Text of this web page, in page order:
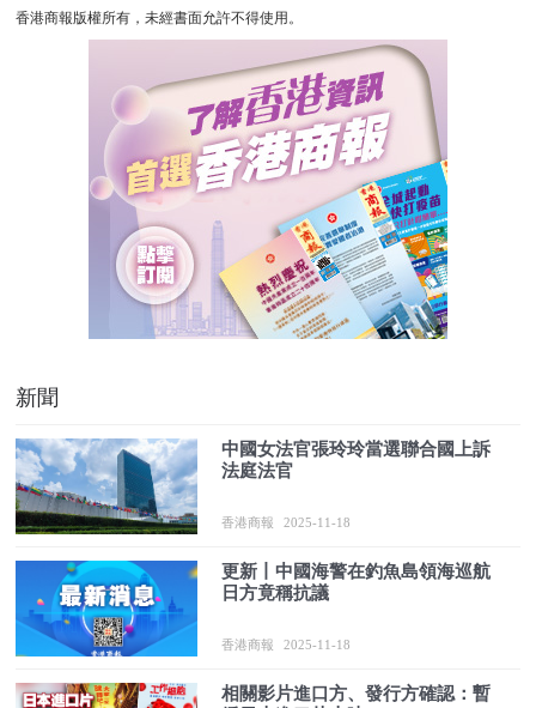
香港商報版權所有，未經書面允許不得使用。
新聞
中國女法官張玲玲當選聯合國上訴
法庭法官
香港商報 2025-11-18
更新丨中國海警在釣魚島領海巡航
日方竟稱抗議
香港商報 2025-11-18
相關影片進口方、發行方確認：暫